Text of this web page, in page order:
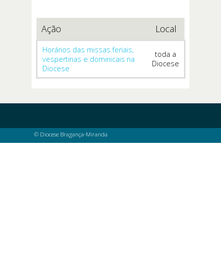
Ação Local
Horários das missas feriais,
vespertinas e dominicais na
Diocese
toda a
Diocese
© Diocese Bragança-Miranda